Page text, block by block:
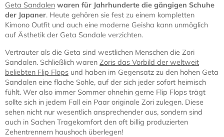
Geta Sandalen waren für Jahrhunderte die gängigen Schuhe
der Japaner. Heute gehören sie fest zu einem kompletten
Kimono Outfit und auch eine moderne Geisha kann unmöglich
auf Ästhetik der Geta Sandale verzichten.
Vertrauter als die Geta sind westlichen Menschen die Zori
Sandalen. Schließlich waren Zoris das Vorbild der weltweit
beliebten Flip Flops und haben im Gegensatz zu den hohen Geta
Sandalen eine flache Sohle, auf der sich jeder sofort heimisch
fühlt. Wer also immer Sommer ohnehin gerne Flip Flops trägt
sollte sich in jedem Fall ein Paar originale Zori zulegen. Diese
sehen nicht nur wesentlich ansprechender aus, sondern sind
auch in Sachen Tragekomfort den oft billig produzierten
Zehentrennern haushoch überlegen!